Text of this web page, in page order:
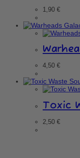
1,90 €
4,50 €
Toxic
2,50 €